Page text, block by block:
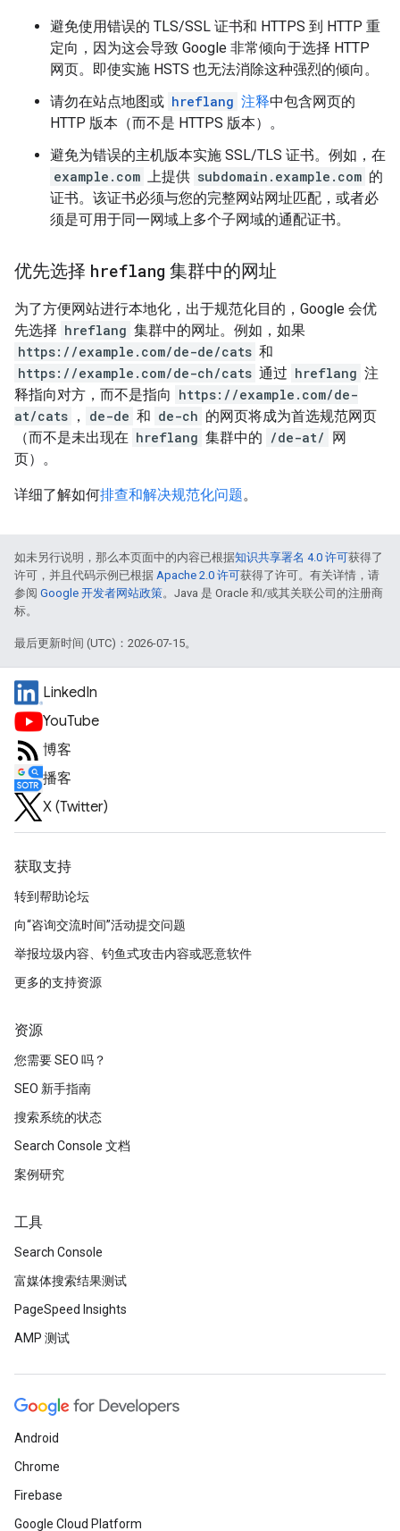
避免使用错误的 TLS/SSL 证书和 HTTPS 到 HTTP 重
定向，因为这会导致 Google 非常倾向于选择 HTTP
网页。即使实施 HSTS 也无法消除这种强烈的倾向。
请勿在站点地图或 hreflang 注释中包含网页的
HTTP 版本（而不是 HTTPS 版本）。
避免为错误的主机版本实施 SSL/TLS 证书。例如，在
example.com
上提供 subdomain.example.com 的
证书。该证书必须与您的完整网站网址匹配，或者必
须是可用于同一网域上多个子网域的通配证书。
优先选择 hreflang 集群中的网址
为了方便网站进行本地化，出于规范化目的，Google 会优
先选择 hreflang 集群中的网址。例如，如果
https://example.com/de-de/cats 和
https://example.com/de-ch/cats 通过 hreflang 注
释指向对方，而不是指向 https://example.com/de-
at/cats ， de-de 和 de-ch 的网页将成为首选规范网页
（而不是未出现在 hreflang 集群中的 /de-at/ 网
页）。
详细了解如何排查和解决规范化问题。
如未另行说明，那么本页面中的内容已根据知识共享署名 4.0 许可获得了
许可，并且代码示例已根据 Apache 2.0 许可获得了许可。有关详情，请
参阅 Google 开发者网站政策。Java 是 Oracle 和/或其关联公司的注册商
标。
最后更新时间 (UTC)：2026-07-15。
LinkedIn
YouTube
博客
播客
X (Twitter)
获取支持
转到帮助论坛
向“咨询交流时间”活动提交问题
举报垃圾内容、钓鱼式攻击内容或恶意软件
更多的支持资源
资源
您需要 SEO 吗？
SEO 新手指南
搜索系统的状态
Search Console 文档
案例研究
工具
Search Console
富媒体搜索结果测试
PageSpeed Insights
AMP 测试
Android
Chrome
Firebase
Google Cloud Platform